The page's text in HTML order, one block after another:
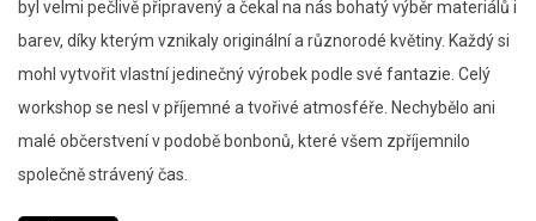
byl velmi pečlivě připravený a čekal na nás bohatý výběr materiálů i
barev, díky kterým vznikaly originální a různorodé květiny. Každý si
mohl vytvořit vlastní jedinečný výrobek podle své fantazie. Celý
workshop se nesl v příjemné a tvořivé atmosféře. Nechybělo ani
malé občerstvení v podobě bonbonů, které všem zpříjemnilo
společně strávený čas.